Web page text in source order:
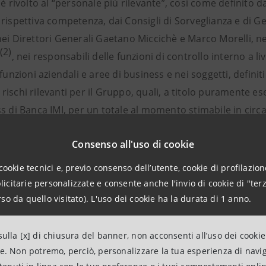
Consenso all'uso di cookie
tecnici e, previo consenso dell’utente, cookie di
personalizzate e consente anche l'invio di cookie di
da quello visitato). L'uso dei cookie ha la durata di 1 anno.
[x] di chiusura del banner, non acconsenti all’uso dei
Non potremo, perciò, personalizzare la tua esperienza di
è rivolto al “personale più rilevante”, così come definito
competenza, dai Consigli di Sorveglianza e di
Direttori Generali Gaetano Miccichè e Marco Morelli,
(2), nei responsabili delle funzioni di controllo interno a
aziendali e aree di business e nei soggetti,
rischi rilevanti per il Gruppo, quali, a titolo puramente
di Banca IMI, per un totale al momento stimabile in
dei beneficiari rientrano, pertanto, i Dirigenti che
il potere di adottare decisioni di gestione che possono
ha altresì deciso di allargare la partecipazione al
esteso”) rispetto alla popolazione identificabile in base
al fine di diffondere nel modo più ampio possibile
attraverso un reale collegamento dei compensi con